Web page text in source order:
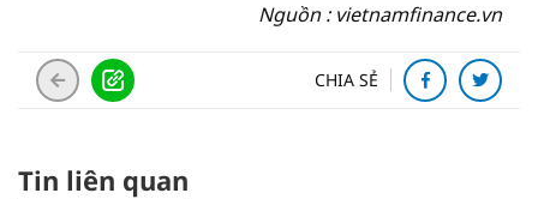
Nguồn : vietnamfinance.vn
CHIA SẺ
Tin liên quan